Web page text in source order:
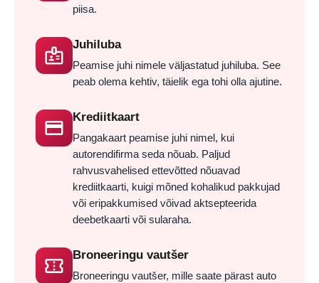
piisa.
badge
Juhiluba
Peamise juhi nimele väljastatud juhiluba. See
peab olema kehtiv, täielik ega tohi olla ajutine.
credit_card
Krediitkaart
Pangakaart peamise juhi nimel, kui
autorendifirma seda nõuab. Paljud
rahvusvahelised ettevõtted nõuavad
krediitkaarti, kuigi mõned kohalikud pakkujad
või eripakkumised võivad aktsepteerida
deebetkaarti või sularaha.
confirmation_number
Broneeringu vautšer
Broneeringu vautšer, mille saate pärast auto